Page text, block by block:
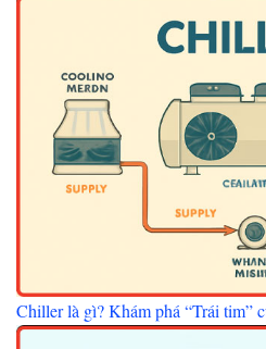
Chiller là gì? Khám phá “Trái tim”